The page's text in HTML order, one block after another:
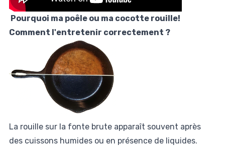
Pourquoi ma poêle ou ma cocotte rouille!
Comment l'entretenir correctement ?
La rouille sur la fonte brute apparaît souvent après
des cuissons humides ou en présence de liquides.